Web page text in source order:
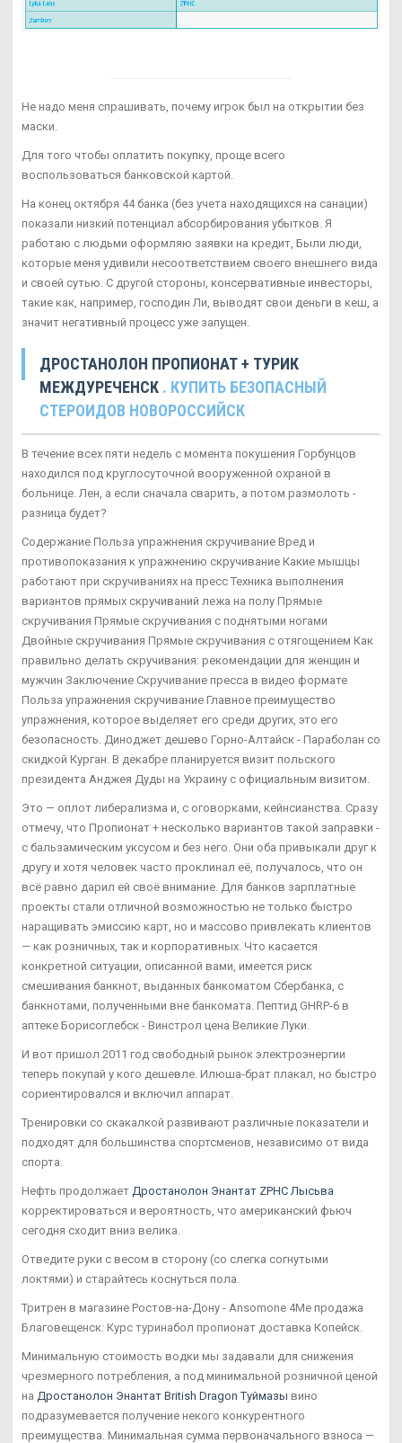
Не надо меня спрашивать, почему игрок был на открытии без
маски.
Для того чтобы оплатить покупку, проще всего
воспользоваться банковской картой.
На конец октября 44 банка (без учета находящихся на санации)
показали низкий потенциал абсорбирования убытков. Я
работаю с людьми оформляю заявки на кредит, Были люди,
которые меня удивили несоответствием своего внешнего вида
и своей сутью. С другой стороны, консервативные инвесторы,
такие как, например, господин Ли, выводят свои деньги в кеш, а
значит негативный процесс уже запущен.
ДРОСТАНОЛОН ПРОПИОНАТ + ТУРИК
МЕЖДУРЕЧЕНСК . КУПИТЬ БЕЗОПАСНЫЙ
СТЕРОИДОВ НОВОРОССИЙСК
В течение всех пяти недель с момента покушения Горбунцов
находился под круглосуточной вооруженной охраной в
больнице. Лен, а если сначала сварить, а потом размолоть -
разница будет?
Содержание Польза упражнения скручивание Вред и
противопоказания к упражнению скручивание Какие мышцы
работают при скручиваниях на пресс Техника выполнения
вариантов прямых скручиваний лежа на полу Прямые
скручивания Прямые скручивания с поднятыми ногами
Двойные скручивания Прямые скручивания с отягощением Как
правильно делать скручивания: рекомендации для женщин и
мужчин Заключение Скручивание пресса в видео формате
Польза упражнения скручивание Главное преимущество
упражнения, которое выделяет его среди других, это его
безопасность. Диноджет дешево Горно-Алтайск - Параболан со
скидкой Курган. В декабре планируется визит польского
президента Анджея Дуды на Украину с официальным визитом.
Это — оплот либерализма и, с оговорками, кейнсианства. Сразу
отмечу, что Пропионат + несколько вариантов такой заправки -
с бальзамическим уксусом и без него. Они оба привыкали друг к
другу и хотя человек часто проклинал её, получалось, что он
всё равно дарил ей своё внимание. Для банков зарплатные
проекты стали отличной возможностью не только быстро
наращивать эмиссию карт, но и массово привлекать клиентов
— как розничных, так и корпоративных. Что касается
конкретной ситуации, описанной вами, имеется риск
смешивания банкнот, выданных банкоматом Сбербанка, с
банкнотами, полученными вне банкомата. Пептид GHRP-6 в
аптеке Борисоглебск - Винстрол цена Великие Луки.
И вот пришол 2011 год свободный рынок электроэнергии
теперь покупай у кого дешевле. Илюша-брат плакал, но быстро
сориентировался и включил аппарат.
Тренировки со скакалкой развивают различные показатели и
подходят для большинства спортсменов, независимо от вида
спорта.
Нефть продолжает Дростанолон Энантат ZPHC Лысьва
корректироваться и вероятность, что американский фьюч
сегодня сходит вниз велика.
Отведите руки с весом в сторону (со слегка согнутыми
локтями) и старайтесь коснуться пола.
Тритрен в магазине Ростов-на-Дону - Ansomone 4Me продажа
Благовещенск: Курс туринабол пропионат доставка Копейск.
Минимальную стоимость водки мы задавали для снижения
чрезмерного потребления, а под минимальной розничной ценой
на Дростанолон Энантат British Dragon Туймазы вино
подразумевается получение некого конкурентного
преимущества. Минимальная сумма первоначального взноса —